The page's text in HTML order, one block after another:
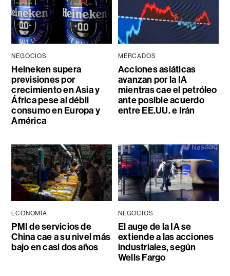
NEGOCIOS
Heineken supera
previsiones por
crecimiento en Asia y
África pese al débil
consumo en Europa y
América
MERCADOS
Acciones asiáticas
avanzan por la IA
mientras cae el petróleo
ante posible acuerdo
entre EE.UU. e Irán
ECONOMÍA
PMI de servicios de
China cae a su nivel más
bajo en casi dos años
NEGOCIOS
El auge de la IA se
extiende a las acciones
industriales, según
Wells Fargo